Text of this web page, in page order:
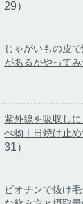
29）
じゃがいもの皮
があるかやってみ
紫外線を吸収し
べ物｜日焼け止
31）
ビオチンで抜け